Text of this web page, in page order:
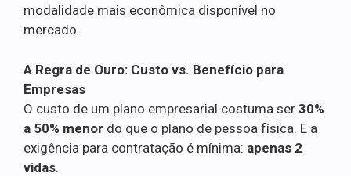
modalidade mais econômica disponível no
mercado.
A Regra de Ouro: Custo vs. Benefício para
Empresas
O custo de um plano empresarial costuma ser 30%
a 50% menor do que o plano de pessoa física. E a
exigência para contratação é mínima: apenas 2
vidas.